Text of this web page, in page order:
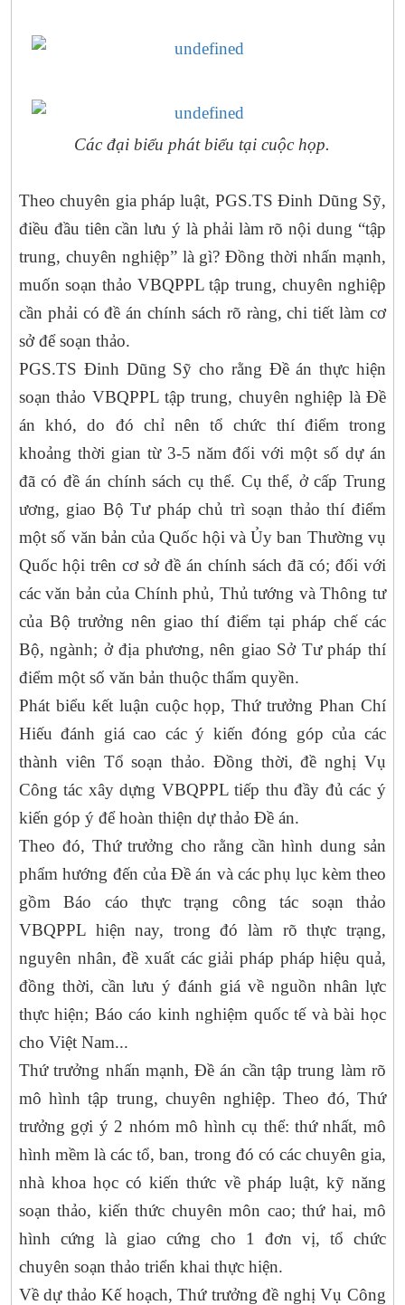
Các đại biểu phát biểu tại cuộc họp.
Theo chuyên gia pháp luật, PGS.TS Đinh Dũng Sỹ,
điều đầu tiên cần lưu ý là phải làm rõ nội dung “tập
trung, chuyên nghiệp” là gì? Đồng thời nhấn mạnh,
muốn soạn thảo VBQPPL tập trung, chuyên nghiệp
cần phải có đề án chính sách rõ ràng, chi tiết làm cơ
sở để soạn thảo.
PGS.TS Đinh Dũng Sỹ cho rằng Đề án thực hiện
soạn thảo VBQPPL tập trung, chuyên nghiệp là Đề
án khó, do đó chỉ nên tổ chức thí điểm trong
khoảng thời gian từ 3-5 năm đối với một số dự án
đã có đề án chính sách cụ thể. Cụ thể, ở cấp Trung
ương, giao Bộ Tư pháp chủ trì soạn thảo thí điểm
một số văn bản của Quốc hội và Ủy ban Thường vụ
Quốc hội trên cơ sở đề án chính sách đã có; đối với
các văn bản của Chính phủ, Thủ tướng và Thông tư
của Bộ trưởng nên giao thí điểm tại pháp chế các
Bộ, ngành; ở địa phương, nên giao Sở Tư pháp thí
điểm một số văn bản thuộc thẩm quyền.
Phát biểu kết luận cuộc họp, Thứ trưởng Phan Chí
Hiếu đánh giá cao các ý kiến đóng góp của các
thành viên Tổ soạn thảo. Đồng thời, đề nghị Vụ
Công tác xây dựng VBQPPL tiếp thu đầy đủ các ý
kiến góp ý để hoàn thiện dự thảo Đề án.
Theo đó, Thứ trưởng cho rằng cần hình dung sản
phẩm hướng đến của Đề án và các phụ lục kèm theo
gồm Báo cáo thực trạng công tác soạn thảo
VBQPPL hiện nay, trong đó làm rõ thực trạng,
nguyên nhân, đề xuất các giải pháp pháp hiệu quả,
đồng thời, cần lưu ý đánh giá về nguồn nhân lực
thực hiện; Báo cáo kinh nghiệm quốc tế và bài học
cho Việt Nam...
Thứ trưởng nhấn mạnh, Đề án cần tập trung làm rõ
mô hình tập trung, chuyên nghiệp. Theo đó, Thứ
trưởng gợi ý 2 nhóm mô hình cụ thể: thứ nhất, mô
hình mềm là các tổ, ban, trong đó có các chuyên gia,
nhà khoa học có kiến thức về pháp luật, kỹ năng
soạn thảo, kiến thức chuyên môn cao; thứ hai, mô
hình cứng là giao cứng cho 1 đơn vị, tổ chức
chuyên soạn thảo triển khai thực hiện.
Về dự thảo Kế hoạch, Thứ trưởng đề nghị Vụ Công